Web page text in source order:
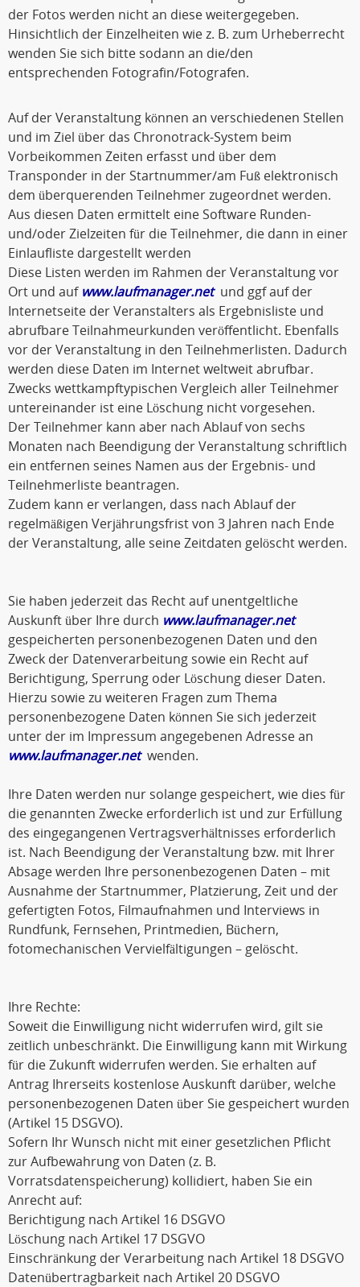
der Fotos werden nicht an diese weitergegeben.
Hinsichtlich der Einzelheiten wie z. B. zum Urheberrecht
wenden Sie sich bitte sodann an die/den
entsprechenden Fotografin/Fotografen.
Auf der Veranstaltung können an verschiedenen Stellen
und im Ziel über das Chronotrack-System beim
Vorbeikommen Zeiten erfasst und über dem
Transponder in der Startnummer/am Fuß elektronisch
dem überquerenden Teilnehmer zugeordnet werden.
Aus diesen Daten ermittelt eine Software Runden-
und/oder Zielzeiten für die Teilnehmer, die dann in einer
Einlaufliste dargestellt werden
Diese Listen werden im Rahmen der Veranstaltung vor
Ort und auf www.laufmanager.netund ggf auf der
Internetseite der Veranstalters als Ergebnisliste und
abrufbare Teilnahmeurkunden veröffentlicht. Ebenfalls
vor der Veranstaltung in den Teilnehmerlisten. Dadurch
werden diese Daten im Internet weltweit abrufbar.
Zwecks wettkampftypischen Vergleich aller Teilnehmer
untereinander ist eine Löschung nicht vorgesehen.
Der Teilnehmer kann aber nach Ablauf von sechs
Monaten nach Beendigung der Veranstaltung schriftlich
ein entfernen seines Namen aus der Ergebnis- und
Teilnehmerliste beantragen.
Zudem kann er verlangen, dass nach Ablauf der
regelmäßigen Verjährungsfrist von 3 Jahren nach Ende
der Veranstaltung, alle seine Zeitdaten gelöscht werden.
Sie haben jederzeit das Recht auf unentgeltliche
Auskunft über Ihre durch www.laufmanager.net
gespeicherten personenbezogenen Daten und den
Zweck der Datenverarbeitung sowie ein Recht auf
Berichtigung, Sperrung oder Löschung dieser Daten.
Hierzu sowie zu weiteren Fragen zum Thema
personenbezogene Daten können Sie sich jederzeit
unter der im Impressum angegebenen Adresse an
www.laufmanager.netwenden.
Ihre Daten werden nur solange gespeichert, wie dies für
die genannten Zwecke erforderlich ist und zur Erfüllung
des eingegangenen Vertragsverhältnisses erforderlich
ist. Nach Beendigung der Veranstaltung bzw. mit Ihrer
Absage werden Ihre personenbezogenen Daten – mit
Ausnahme der Startnummer, Platzierung, Zeit und der
gefertigten Fotos, Filmaufnahmen und Interviews in
Rundfunk, Fernsehen, Printmedien, Büchern,
fotomechanischen Vervielfältigungen – gelöscht.
Ihre Rechte:
Soweit die Einwilligung nicht widerrufen wird, gilt sie
zeitlich unbeschränkt. Die Einwilligung kann mit Wirkung
für die Zukunft widerrufen werden. Sie erhalten auf
Antrag Ihrerseits kostenlose Auskunft darüber, welche
personenbezogenen Daten über Sie gespeichert wurden
(Artikel 15 DSGVO).
Sofern Ihr Wunsch nicht mit einer gesetzlichen Pflicht
zur Aufbewahrung von Daten (z. B.
Vorratsdatenspeicherung) kollidiert, haben Sie ein
Anrecht auf:
Berichtigung nach Artikel 16 DSGVO
Löschung nach Artikel 17 DSGVO
Einschränkung der Verarbeitung nach Artikel 18 DSGVO
Datenübertragbarkeit nach Artikel 20 DSGVO